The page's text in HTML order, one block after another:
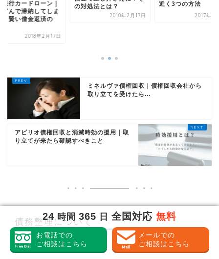
処法とは？
2018年2月17日
近く3つの方法
2017年3月18日
千葉銀行カードロー
った！賢い借金返済
取り立てを受けたら...
り立てが来たら確認すべきこと
債務整理について
債務整理
24時間 365 日 全国対応 無料
お電話での
ご相談はこちら
メールでの
ご相談はこちら